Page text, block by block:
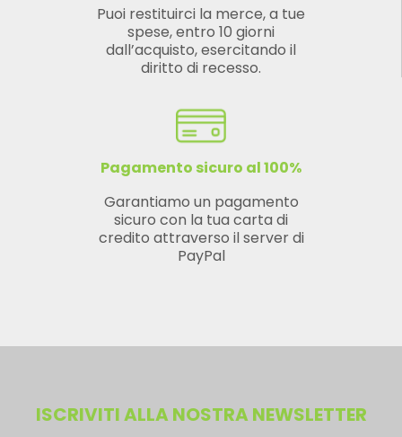
Puoi restituirci la merce, a tue
spese, entro 10 giorni
dall’acquisto, esercitando il
diritto di recesso.
Pagamento sicuro al 100%
Garantiamo un pagamento
sicuro con la tua carta di
credito attraverso il server di
PayPal
ISCRIVITI ALLA NOSTRA NEWSLETTER